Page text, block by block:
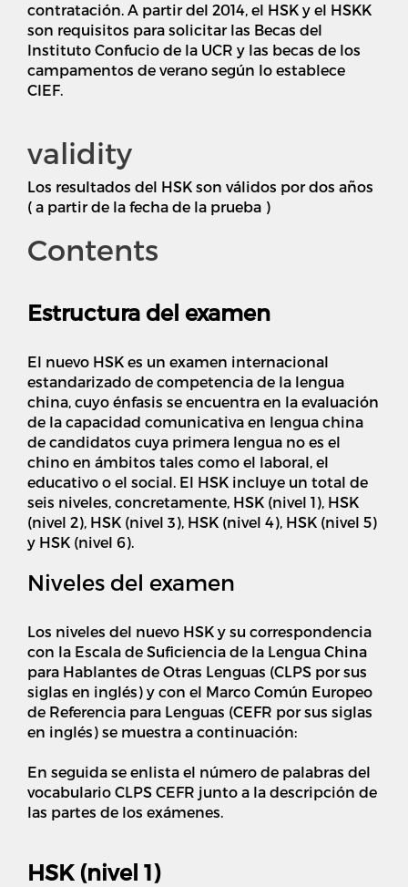
contratación. A partir del 2014, el HSK y el HSKK
son requisitos para solicitar las Becas del
Instituto Confucio de la UCR y las becas de los
campamentos de verano según lo establece
CIEF.
validity
Los resultados del HSK son válidos por dos años
( a partir de la fecha de la prueba )
Contents
Estructura del examen
El nuevo HSK es un examen internacional
estandarizado de competencia de la lengua
china, cuyo énfasis se encuentra en la evaluación
de la capacidad comunicativa en lengua china
de candidatos cuya primera lengua no es el
chino en ámbitos tales como el laboral, el
educativo o el social. El HSK incluye un total de
seis niveles, concretamente, HSK (nivel 1), HSK
(nivel 2), HSK (nivel 3), HSK (nivel 4), HSK (nivel 5)
y HSK (nivel 6).
Niveles del examen
Los niveles del nuevo HSK y su correspondencia
con la Escala de Suficiencia de la Lengua China
para Hablantes de Otras Lenguas (CLPS por sus
siglas en inglés) y con el Marco Común Europeo
de Referencia para Lenguas (CEFR por sus siglas
en inglés) se muestra a continuación:
En seguida se enlista el número de palabras del
vocabulario CLPS CEFR junto a la descripción de
las partes de los exámenes.
HSK (nivel 1)